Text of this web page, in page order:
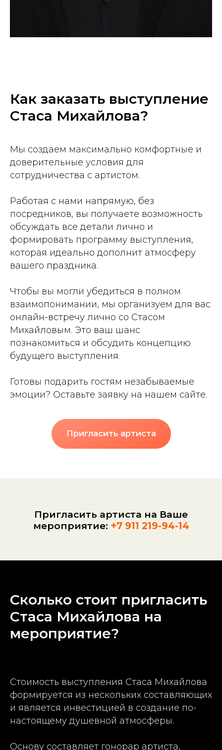
Как заказать выступление
Стаса Михайлова?
Мы создаем максимально комфортные и
доверительные условия для
сотрудничества с артистом.
Работая с нами напрямую, без
посредников, вы получаете возможность
обсуждать все детали лично и
формировать программу выступления,
которая идеально дополнит атмосферу
вашего праздника.
Чтобы вы могли убедиться в полном
взаимопонимании, мы организуем для вас
онлайн-встречу лично со Стасом
Михайловым. Это ваш шанс
познакомиться и обсудить концепцию
будущего выступления.
Готовы подарить гостям незабываемые
эмоции? Оставьте заявку на нашем сайте.
Пригласить артиста
Пригласить артиста на Ваше
мероприятие: +7 911 219-94-14
Сколько стоит пригласить
Стаса Михайлова на
мероприятие?
Стоимость выступления Стаса Михайлова
формируется из нескольких составляющих
и является инвестицией в создание по-
настоящему душевной атмосферы.
Основу составляет гонорар артиста,